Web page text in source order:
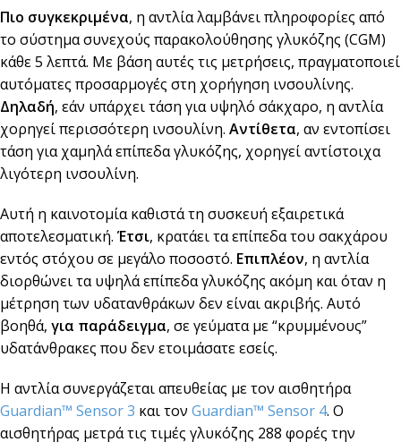
Πιο συγκεκριμένα, η αντλία λαμβάνει πληροφορίες από
το σύστημα συνεχούς παρακολούθησης γλυκόζης (CGM)
κάθε 5 λεπτά. Με βάση αυτές τις μετρήσεις, πραγματοποιεί
αυτόματες προσαρμογές στη χορήγηση ινσουλίνης.
Δηλαδή, εάν υπάρχει τάση για υψηλό σάκχαρο, η αντλία
χορηγεί περισσότερη ινσουλίνη. Αντίθετα, αν εντοπίσει
τάση για χαμηλά επίπεδα γλυκόζης, χορηγεί αντίστοιχα
λιγότερη ινσουλίνη.
Αυτή η καινοτομία καθιστά τη συσκευή εξαιρετικά
αποτελεσματική. Έτσι, κρατάει τα επίπεδα του σακχάρου
εντός στόχου σε μεγάλο ποσοστό. Επιπλέον, η αντλία
διορθώνει τα υψηλά επίπεδα γλυκόζης ακόμη και όταν η
μέτρηση των υδατανθράκων δεν είναι ακριβής. Αυτό
βοηθά, για παράδειγμα, σε γεύματα με “κρυμμένους”
υδατάνθρακες που δεν ετοιμάσατε εσείς.
Η αντλία συνεργάζεται απευθείας με τον αισθητήρα
Guardian™ Sensor 3 και τον Guardian™ Sensor 4. Ο
αισθητήρας μετρά τις τιμές γλυκόζης 288 φορές την